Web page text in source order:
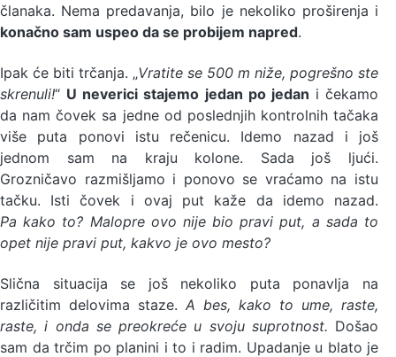
članaka. Nema predavanja, bilo je nekoliko proširenja i
konačno sam uspeo da se probijem napred.
Ipak će biti trčanja. „Vratite se 500 m niže, pogrešno ste
skrenuli!“ U neverici stajemo jedan po jedan i čekamo
da nam čovek sa jedne od poslednjih kontrolnih tačaka
više puta ponovi istu rečenicu. Idemo nazad i još
jednom sam na kraju kolone. Sada još ljući.
Grozničavo razmišljamo i ponovo se vraćamo na istu
tačku. Isti čovek i ovaj put kaže da idemo nazad.
Pa kako to? Malopre ovo nije bio pravi put, a sada to
opet nije pravi put, kakvo je ovo mesto?
Slična situacija se još nekoliko puta ponavlja na
različitim delovima staze. A bes, kako to ume, raste,
raste, i onda se preokreće u svoju suprotnost. Došao
sam da trčim po planini i to i radim. Upadanje u blato je